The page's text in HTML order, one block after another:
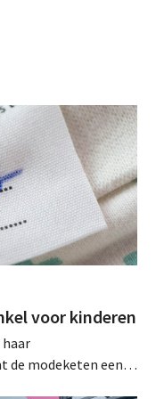
voor kinderen
de modeketen een